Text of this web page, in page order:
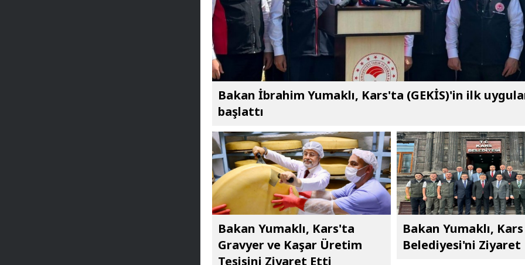
Bakan İbrahim Yumaklı, Kars'ta (GEKİS)'in ilk
başlattı
Bakan Yumaklı, Kars'ta
Gravyer ve Kaşar Üretim
Tesisini Ziyaret Etti
Bakan Yumaklı, Kars
Belediyesi'ni